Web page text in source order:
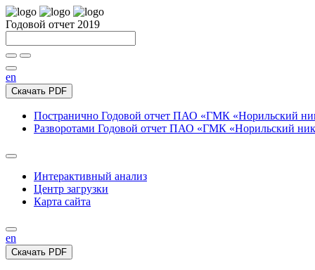
Годовой отчет 2019
en
Скачать PDF
Постранично Годовой отчет ПАО «ГМК «Норильский
Разворотами Годовой отчет ПАО «ГМК «Норильский
Интерактивный анализ
Центр загрузки
Карта сайта
en
Скачать PDF